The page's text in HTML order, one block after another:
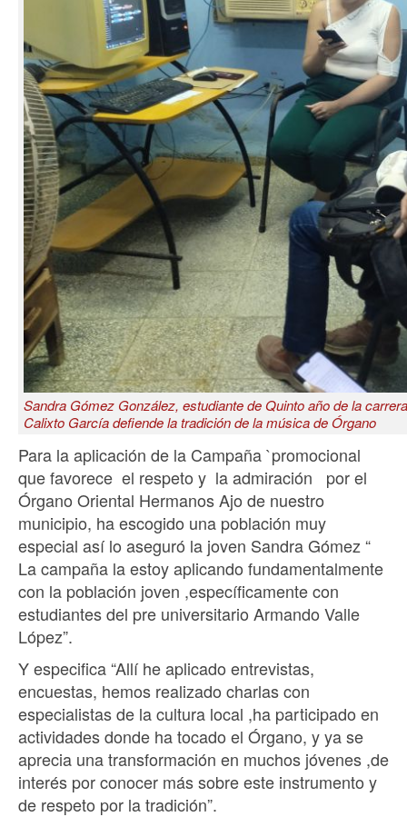
Sandra Gómez González, estudiante de Quinto año de la
Calixto García defiende la tradición de la música de Órgano
Para la aplicación de la Campaña `promocional
que favorece el respeto y la admiración por el
Órgano Oriental Hermanos Ajo de nuestro
municipio, ha escogido una población muy
especial así lo aseguró la joven Sandra Gómez “
La campaña la estoy aplicando fundamentalmente
con la población joven ,específicamente con
estudiantes del pre universitario Armando Valle
López”.
Y especifica “Allí he aplicado entrevistas,
encuestas, hemos realizado charlas con
especialistas de la cultura local ,ha participado en
actividades donde ha tocado el Órgano, y ya se
aprecia una transformación en muchos jóvenes ,de
interés por conocer más sobre este instrumento y
de respeto por la tradición”.